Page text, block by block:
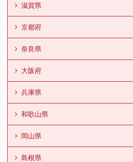
滋賀県
京都府
奈良県
大阪府
兵庫県
和歌山県
岡山県
島根県